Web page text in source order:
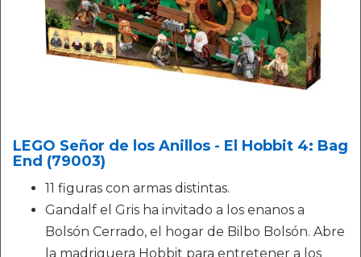
LEGO Señor de los Anillos - El Hobbit 4: Bag
End (79003)
11 figuras con armas distintas.
Gandalf el Gris ha invitado a los enanos a
Bolsón Cerrado, el hogar de Bilbo Bolsón. Abre
la madriguera Hobbit para entretener a los